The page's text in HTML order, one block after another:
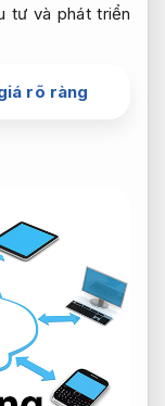
tư và phát triển
rõ ràng